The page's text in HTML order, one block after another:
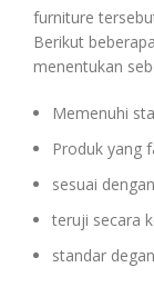
furniture
Berikut
menentukan
Memenuhi
Produk yang
sesuai
teruji secara
standar